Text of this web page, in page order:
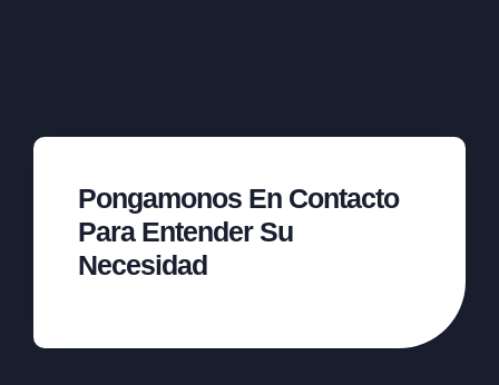
Pongamonos En Contacto
Para Entender Su
Necesidad